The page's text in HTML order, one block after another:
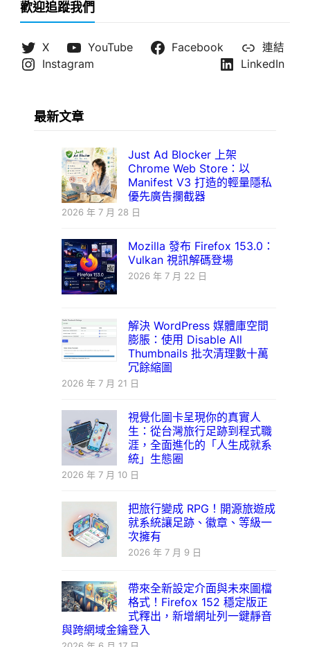
歡迎追蹤我們
X YouTube Facebook
連結
Instagram
LinkedIn
最新文章
Just Ad Blocker 上架
Chrome Web Store：以
Manifest V3 打造的輕量隱私
優先廣告攔截器
2026 年 7 月 28 日
Mozilla 發布 Firefox 153.0：
Vulkan 視訊解碼登場
2026 年 7 月 22 日
解決 WordPress 媒體庫空間
膨脹：使用 Disable All
Thumbnails 批次清理數十萬
冗餘縮圖
2026 年 7 月 21 日
視覺化圖卡呈現你的真實人
生：從台灣旅行足跡到程式職
涯，全面進化的「人生成就系
統」生態圈
2026 年 7 月 10 日
把旅行變成 RPG！開源旅遊成
就系統讓足跡、徽章、等級一
次擁有
2026 年 7 月 9 日
帶來全新設定介面與未來圖檔
格式！Firefox 152 穩定版正
式釋出，新增網址列一鍵靜音
與跨網域金鑰登入